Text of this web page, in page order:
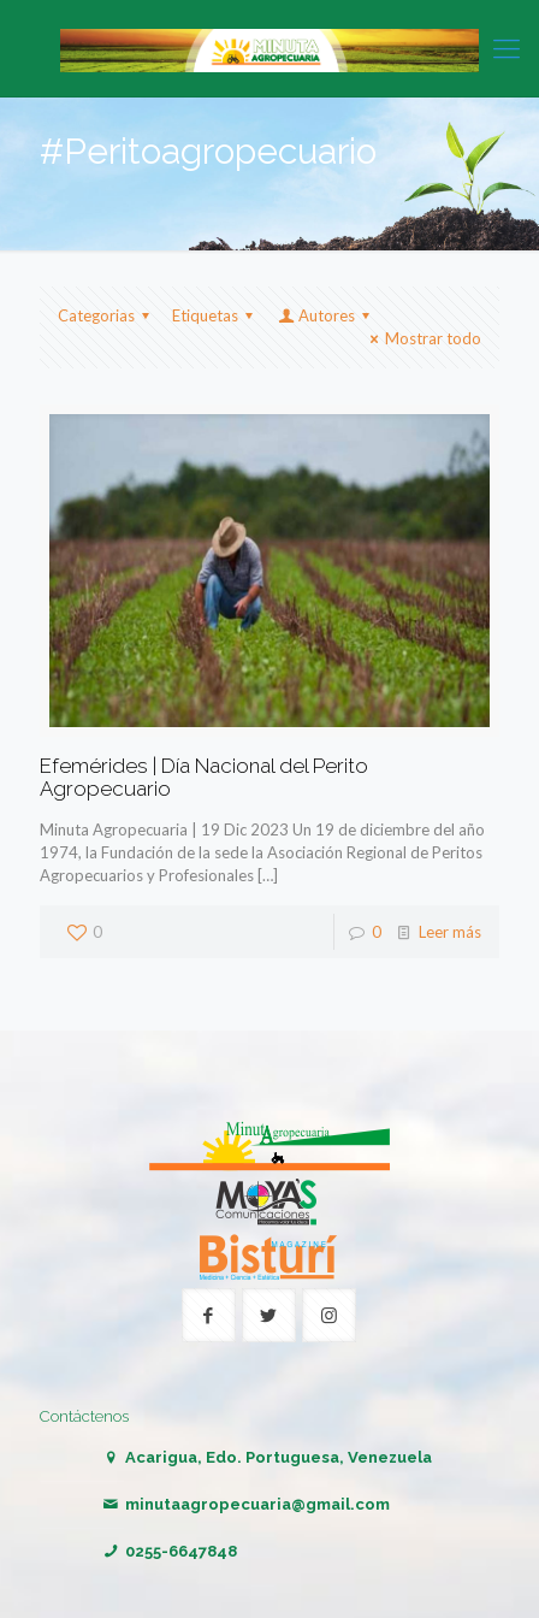
#Peritoagropecuario
Categorias Etiquetas
Autores
Mostrar todo
Efemérides | Día Nacional del Perito
Agropecuario
Minuta Agropecuaria | 19 Dic 2023 Un 19 de diciembre del año
1974, la Fundación de la sede la Asociación Regional de Peritos
Agropecuarios y Profesionales […]
0 0 Leer más
Contáctenos
Acarigua, Edo. Portuguesa, Venezuela
minutaagropecuaria@gmail.com
0255-6647848